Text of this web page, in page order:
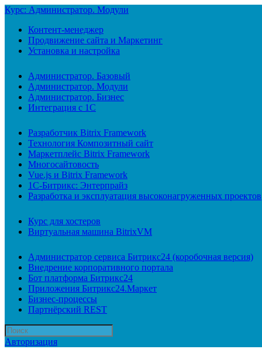
Курс: Администратор. Модули
Контент-менеджер
Продвижение сайта и Маркетинг
Установка и настройка
Администратор. Базовый
Администратор. Модули
Администратор. Бизнес
Интеграция с 1С
Разработчик Bitrix Framework
Технология Композитный сайт
Маркетплейс Bitrix Framework
Многосайтовость
Vue.js и Bitrix Framework
1С-Битрикс: Энтерпрайз
Разработка и эксплуатация высоконагруженных проектов
Курс для хостеров
Виртуальная машина BitrixVM
Администратор сервиса Битрикс24 (коробочная версия)
Внедрение корпоративного портала
Бот платформа Битрикс24
Приложения Битрикс24.Маркет
Бизнес-процессы
Партнёрский REST
Авторизация